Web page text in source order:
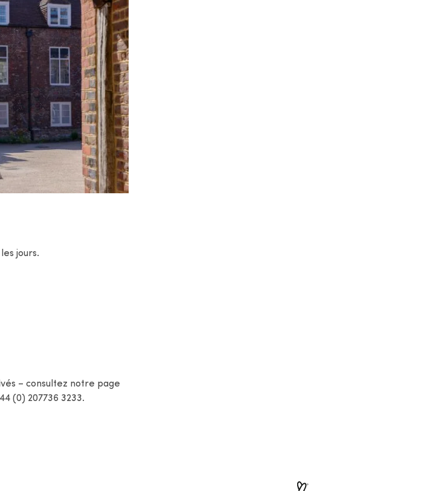
jours.
– consultez notre page
(0) 207736 3233.